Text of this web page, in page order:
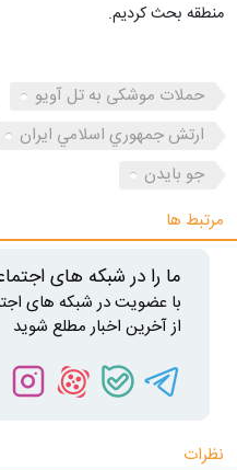
منطقه بحث کردیم.
حملات موشکی به تل آویو
ارتش جمهوري اسلامي ايران
جو بایدن
مرتبط ها
ما را در شبکه های
با عضویت در شبکه های
از آخرین اخبار مطلع شوید
نظرات